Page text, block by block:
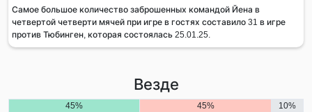
Самое большое количество заброшенных командой Йена в
четвертой четверти мячей при игре в гостях составило 31 в игре
против Тюбинген, которая состоялась 25.01.25.
Везде
45% 45% 10%